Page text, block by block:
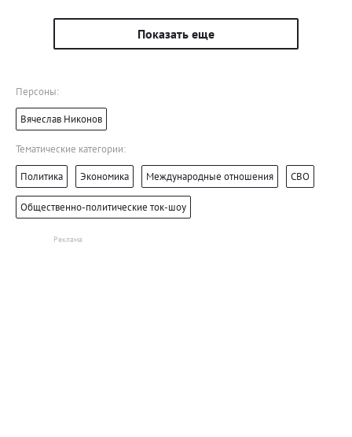
Показать еще
Персоны:
Вячеслав Никонов
Тематические категории:
Политика Экономика Международные отношения СВО
Общественно-политические ток-шоу